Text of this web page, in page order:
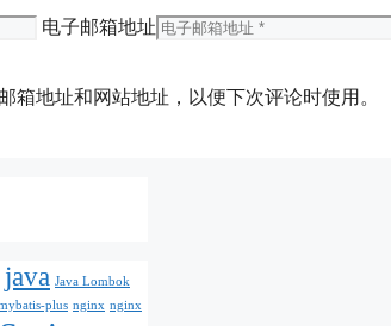
电子邮箱地址
箱地址和网站地址，以便下次评论时使用。
java Java Lombok
plus nginx nginx